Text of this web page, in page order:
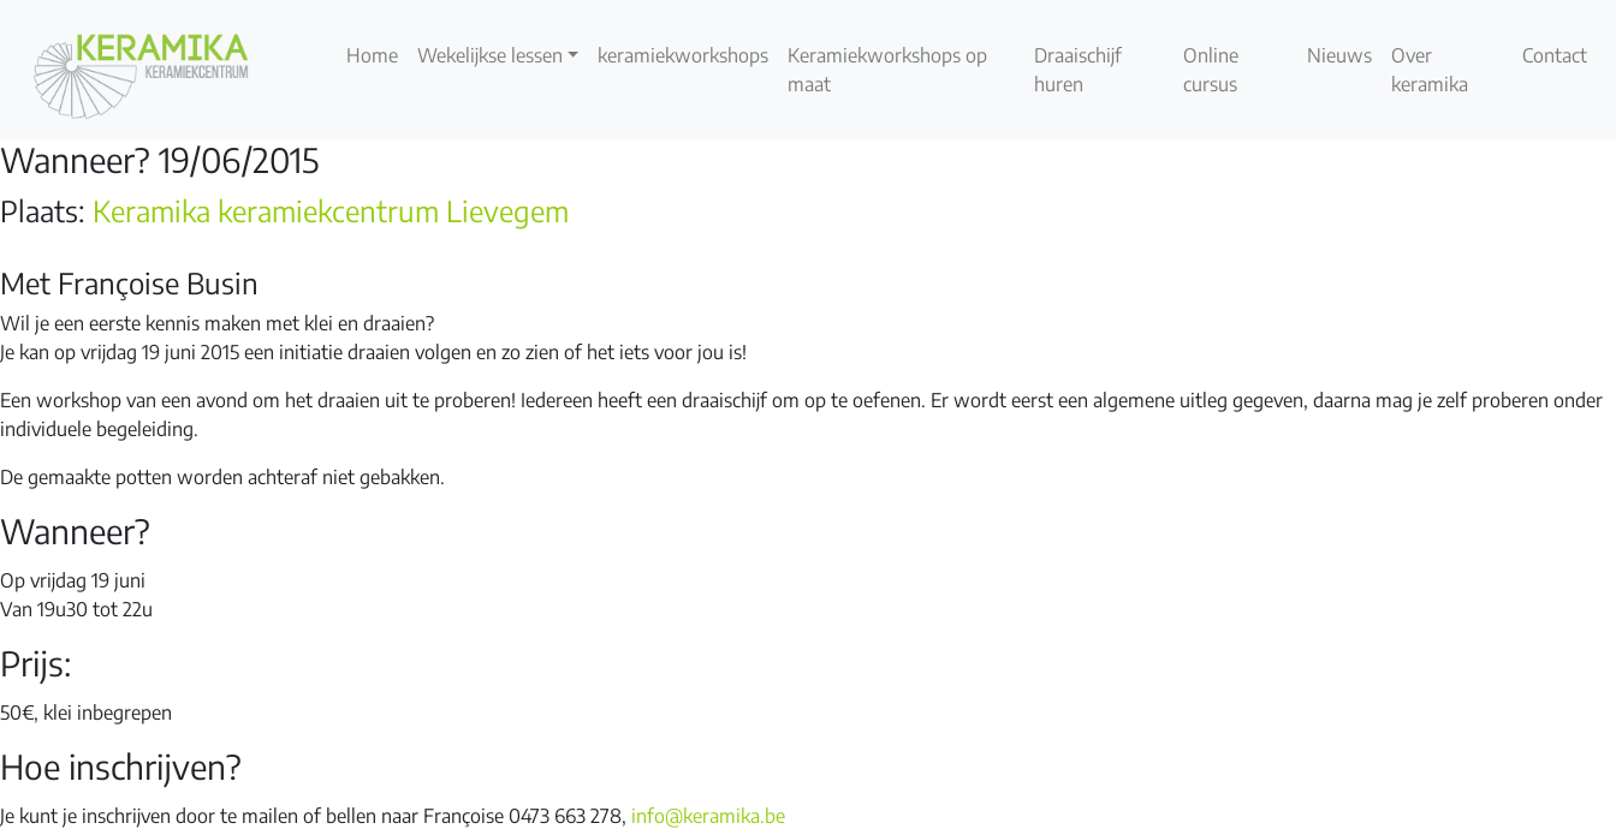
Home Wekelijkse lessen keramiekworkshops
Keramiekworkshops op
maat
Draaischijf
huren
Online
cursus
Nieuws
Over
keramika
Contact
Wanneer? 19/06/2015
Plaats: Keramika keramiekcentrum Lievegem
Met Françoise Busin
Wil je een eerste kennis maken met klei en draaien?
Je kan op vrijdag 19 juni 2015 een initiatie draaien volgen en zo zien of het iets voor jou is!
Een workshop van een avond om het draaien uit te proberen! Iedereen heeft een draaischijf om op te oefenen. Er wordt eerst een algemene uitleg gegeven, daarna mag je zelf proberen onder
individuele begeleiding.
De gemaakte potten worden achteraf niet gebakken.
Wanneer?
Op vrijdag 19 juni
Van 19u30 tot 22u
Prijs:
50€, klei inbegrepen
Hoe inschrijven?
Je kunt je inschrijven door te mailen of bellen naar Françoise 0473 663 278, info@keramika.be